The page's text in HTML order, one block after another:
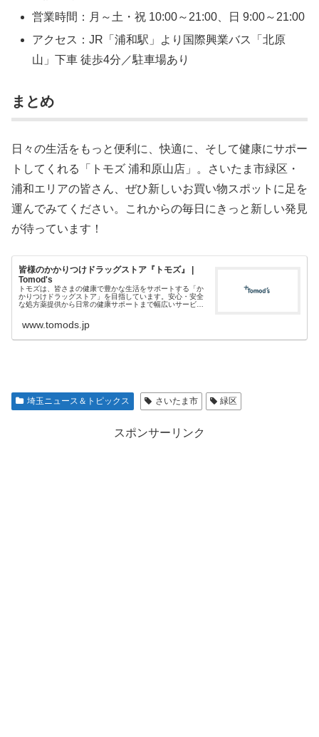
営業時間：月～土・祝 10:00～21:00、日 9:00～21:00
アクセス：JR「浦和駅」より国際興業バス「北原
山」下車 徒歩4分／駐車場あり
まとめ
日々の生活をもっと便利に、快適に、そして健康にサポー
トしてくれる「トモズ 浦和原山店」。さいたま市緑区・
浦和エリアの皆さん、ぜひ新しいお買い物スポットに足を
運んでみてください。これからの毎日にきっと新しい発見
が待っています！
皆様のかかりつけドラッグストア『トモズ』 |
Tomod's
トモズは、皆さまの健康で豊かな生活をサポートする「か
かりつけドラッグストア」を目指しています。安心・安全
な処方薬提供から日常の健康サポートまで幅広いサービス
発信しています。
www.tomods.jp
埼玉ニュース＆トピックス さいたま市 緑区
スポンサーリンク